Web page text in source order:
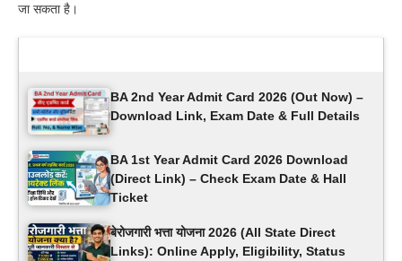
जा सकता है।
BA 2nd Year Admit Card 2026 (Out Now) –
Download Link, Exam Date & Full Details
BA 1st Year Admit Card 2026 Download
(Direct Link) – Check Exam Date & Hall
Ticket
बेरोजगारी भत्ता योजना 2026 (All State Direct
Links): Online Apply, Eligibility, Status